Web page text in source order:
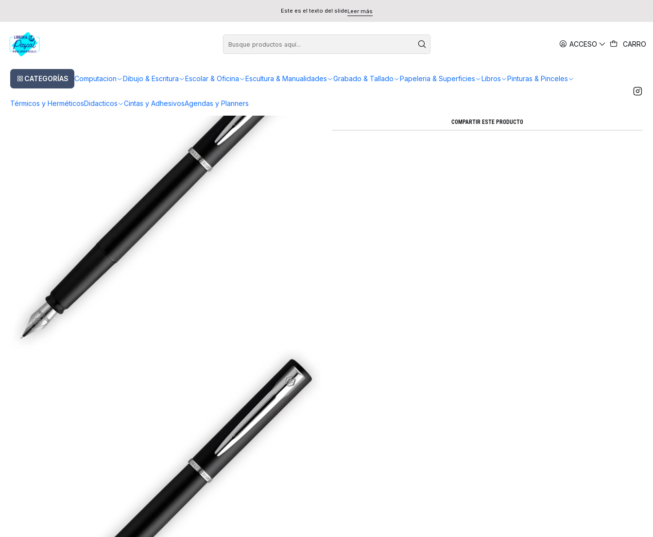
ACCESO CARRO
CATEGORÍAS Computacion Dibujo & Escritura Escolar & Oficina Escultura & Manualidades Grabado & Tallado Papeleria & Superficies Libros Pinturas & Pinceles
Térmicos y HerméticosDidacticos Cintas y AdhesivosAgendas y Planners
Este es el texto del slideLeer más
Pluma Allure Negro Lacado - Waterman
Agregar a la lista de favoritos
COMPARTIR ESTE PRODUCTO